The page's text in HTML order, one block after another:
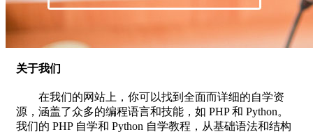
关于我们
在我们的网站上，你可以找到全面而详细的自学资
源，涵盖了众多的编程语言和技能，如 PHP 和 Python。
我们的 PHP 自学和 Python 自学教程，从基础语法和结构